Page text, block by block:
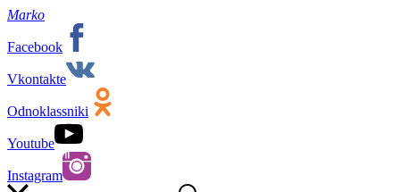
Marko
Facebook
Vkontakte
Odnoklassniki
Youtube
Instagram